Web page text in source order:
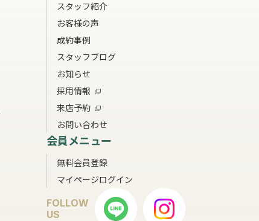
スタッフ紹介
お客様の声
成約事例
スタッフブログ
お知らせ
採用情報
来店予約
お問い合わせ
会員メニュー
無料会員登録
マイページログイン
FOLLOW
US